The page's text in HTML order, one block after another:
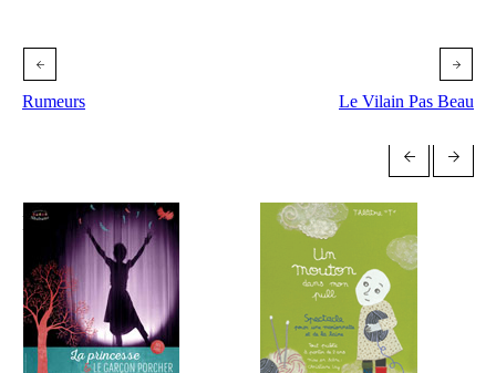
Rumeurs Le Vilain Pas Beau
More projects